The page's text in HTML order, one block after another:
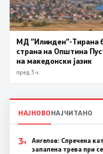
МД “Илинден“-Тирана
страна на Општина
на македонски јазик
пред 3 ч.
НАЈНОВОНАЈЧИТАНО
3Ч
Ангелов: Спречена
запалена трева при